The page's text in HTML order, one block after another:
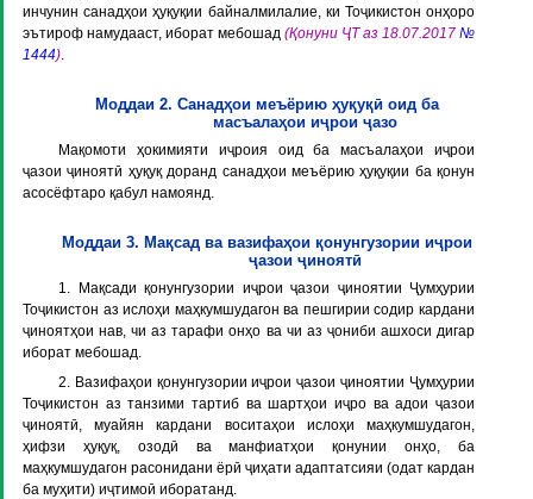
инчунин санадҳои ҳуқуқии байналмилалие, ки Тоҷикистон онҳоро
эътироф намудааст, иборат мебошад (Қонуни ҶТ аз 18.07.2017 №
1444).
Моддаи 2. Санадҳои меъёрию ҳуқуқӣ оид ба
масъалаҳои иҷрои ҷазо
Мақомоти ҳокимияти иҷроия оид ба масъалаҳои иҷрои
ҷазои ҷиноятӣ ҳуқуқ доранд санадҳои меъёрию ҳуқуқии ба қонун
асосёфтаро қабул намоянд.
Моддаи 3. Мақсад ва вазифаҳои қонунгузории иҷрои
ҷазои ҷиноятӣ
1. Мақсади қонунгузории иҷрои ҷазои ҷиноятии Ҷумҳурии
Тоҷикистон аз ислоҳи маҳкумшудагон ва пешгирии содир кардани
ҷиноятҳои нав, чи аз тарафи онҳо ва чи аз ҷониби ашхоси дигар
иборат мебошад.
2. Вазифаҳои қонунгузории иҷрои ҷазои ҷиноятии Ҷумҳурии
Тоҷикистон аз танзими тартиб ва шартҳои иҷро ва адои ҷазои
ҷиноятӣ, муайян кардани воситаҳои ислоҳи маҳкумшудагон,
ҳифзи ҳуқуқ, озодӣ ва манфиатҳои қонунии онҳо, ба
маҳкумшудагон расонидани ёрӣ ҷиҳати адаптатсияи (одат кардан
ба муҳити) иҷтимоӣ иборатанд.